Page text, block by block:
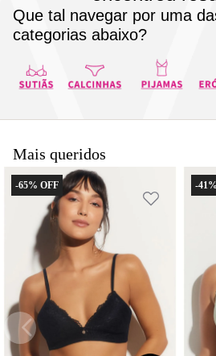
Que tal navegar por uma
categorias abaixo?
Mais queridos
-65% -41%
8